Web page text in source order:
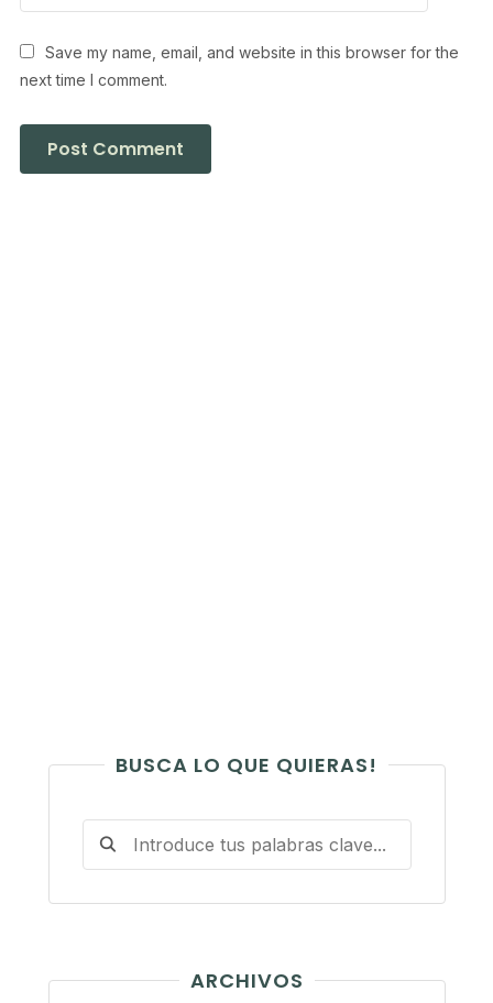
Save my name, email, and website in this browser for the
next time I comment.
BUSCA LO QUE QUIERAS!
ARCHIVOS